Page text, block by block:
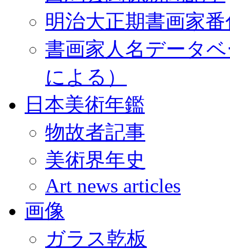
明治大正期書画家
書画家人名データ
による）
日本美術年鑑
物故者記事
美術界年史
Art news articles
画像
ガラス乾板